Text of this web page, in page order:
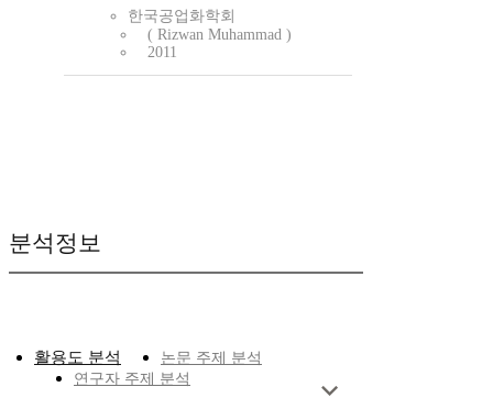
한국공업화학회
( Rizwan Muhammad )
2011
분석정보
활용도 분석
논문 주제 분석
연구자 주제 분석